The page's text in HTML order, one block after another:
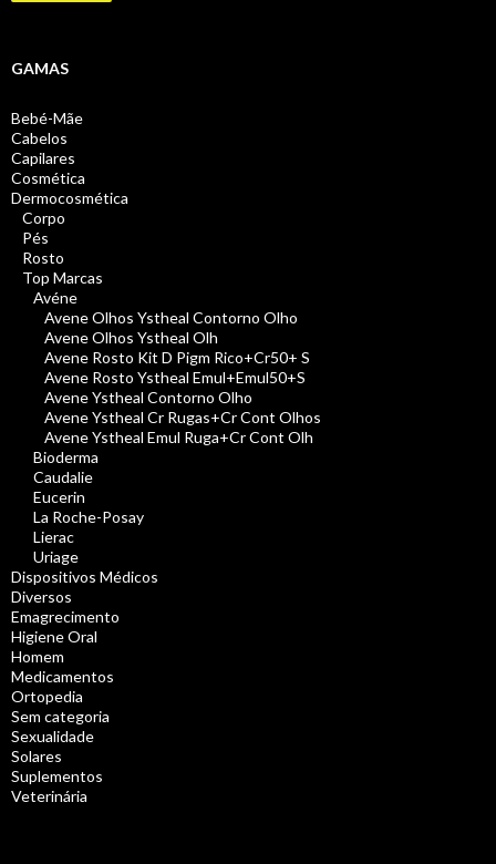
GAMAS
Bebé-Mãe
Cabelos
Capilares
Cosmética
Dermocosmética
Corpo
Pés
Rosto
Top Marcas
Avéne
Avene Olhos Ystheal Contorno Olho
Avene Olhos Ystheal Olh
Avene Rosto Kit D Pigm Rico+Cr50+ S
Avene Rosto Ystheal Emul+Emul50+S
Avene Ystheal Contorno Olho
Avene Ystheal Cr Rugas+Cr Cont Olhos
Avene Ystheal Emul Ruga+Cr Cont Olh
Bioderma
Caudalie
Eucerin
La Roche-Posay
Lierac
Uriage
Dispositivos Médicos
Diversos
Emagrecimento
Higiene Oral
Homem
Medicamentos
Ortopedia
Sem categoria
Sexualidade
Solares
Suplementos
Veterinária